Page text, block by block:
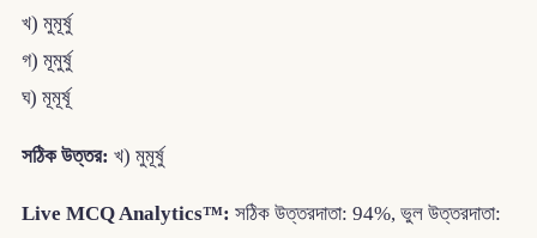
খ) মুমূর্ষু
গ) মূমুর্ষু
ঘ) মূমূর্ষূ
সঠিক উত্তর: খ) মুমূর্ষু
Live MCQ Analytics™: সঠিক উত্তরদাতা: 94%, ভুল উত্তরদাতা: